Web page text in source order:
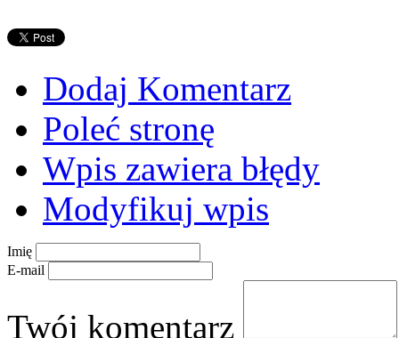
Dodaj Komentarz
Poleć stronę
Wpis zawiera błędy
Modyfikuj wpis
Imię
E-mail
Twój komentarz